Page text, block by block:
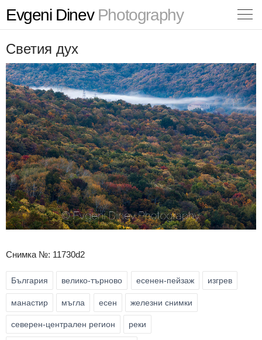
Evgeni DinevPhotography
Светия дух
Снимка №: 11730d2
България велико-търново есенен-пейзаж изгрев
манастир мъгла есен железни снимки
северен-централен регион реки